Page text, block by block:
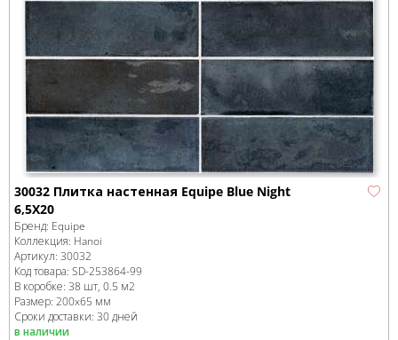
30032 Плитка настенная Equipe Blue Night
6,5X20
Бренд: Equipe
Коллекция: Hanoi
Артикул: 30032
Код товара: SD-253864-99
В коробке: 38 шт, 0.5 м2
Размер: 200x65 мм
Сроки доставки: 30 дней
в наличии